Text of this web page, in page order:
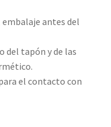
antes del
del tapón y de las
el contacto con